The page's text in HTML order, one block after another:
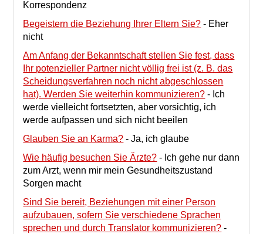
Korrespondenz
Begeistern die Beziehung Ihrer Eltern Sie? - Eher
nicht
Am Anfang der Bekanntschaft stellen Sie fest, dass
Ihr potenzieller Partner nicht völlig frei ist (z. B. das
Scheidungsverfahren noch nicht abgeschlossen
hat). Werden Sie weiterhin kommunizieren? - Ich
werde vielleicht fortsetzten, aber vorsichtig, ich
werde aufpassen und sich nicht beeilen
Glauben Sie an Karma? -Ja, ich glaube
Wie häufig besuchen Sie Ärzte? - Ich gehe nur dann
zum Arzt, wenn mir mein Gesundheitszustand
Sorgen macht
Sind Sie bereit, Beziehungen mit einer Person
aufzubauen, sofern Sie verschiedene Sprachen
sprechen und durch Translator kommunizieren? -